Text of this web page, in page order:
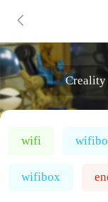
wifi
wifibox